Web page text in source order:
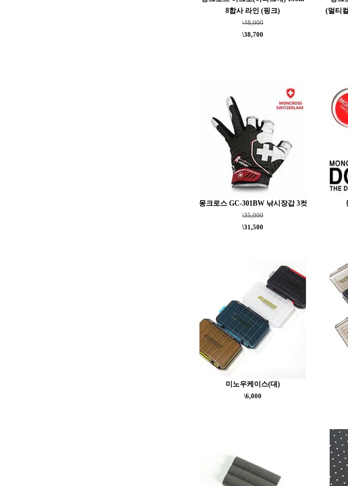
8합사 라인 (핑크)
\48,000
\38,700
(멀티
몽크로스 GC-301BW 낚시장갑 3컷
\35,000
\31,500
미노우케이스(대)
\6,000